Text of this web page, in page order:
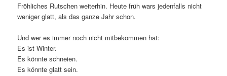
Fröhliches Rutschen weiterhin. Heute früh wars jedenfalls nicht
weniger glatt, als das ganze Jahr schon.
Und wer es immer noch nicht mitbekommen hat:
Es ist Winter.
Es könnte schneien.
Es könnte glatt sein.